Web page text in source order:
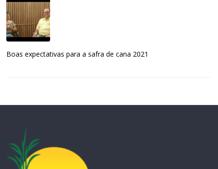
Boas expectativas para a safra de cana 2021